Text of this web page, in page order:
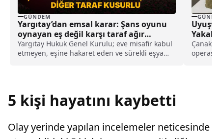
GÜNDEM
Yargıtay’dan emsal karar: Şans oyunu
oynayan eş değil karşı taraf ağır
kusurlu sayıldı
Yargıtay Hukuk Genel Kurulu; eve misafir kabul
etmeyen, eşine hakaret eden ve sürekli eşya
5 kişi hayatını kaybetti
Olay yerinde yapılan incelemeler neticesinde